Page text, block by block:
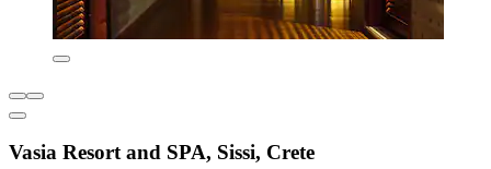
Vasia Resort and SPA, Sissi, Crete